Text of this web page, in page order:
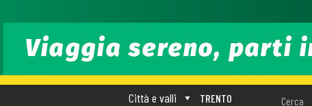
TRENTO
Città e valli